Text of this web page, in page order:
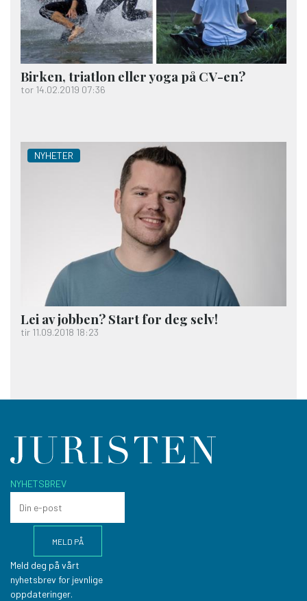
Birken, triatlon eller yoga på CV-en?
tor 14.02.2019 07:36
NYHETER
Lei av jobben? Start for deg selv!
tir 11.09.2018 18:23
NYHETSBREV
Meld deg på vårt
nyhetsbrev for jevnlige
oppdateringer.